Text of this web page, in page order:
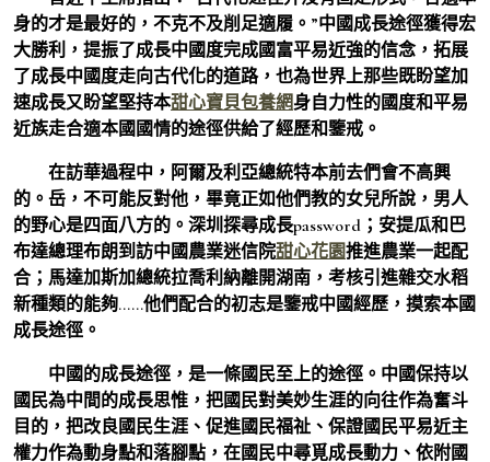
身的才是最好的，不克不及削足適履。”中國成長途徑獲得宏
大勝利，提振了成長中國度完成國富平易近強的信念，拓展
了成長中國度走向古代化的道路，也為世界上那些既盼望加
速成長又盼望堅持本甜心寶貝包養網身自力性的國度和平易
近族走合適本國國情的途徑供給了經歷和鑒戒。
在訪華過程中，阿爾及利亞總統特本前去們會不高興
的。岳，不可能反對他，畢竟正如他們教的女兒所說，男人
的野心是四面八方的。深圳探尋成長password；安提瓜和巴
布達總理布朗到訪中國農業迷信院甜心花園推進農業一起配
合；馬達加斯加總統拉喬利納離開湖南，考核引進雜交水稻
新種類的能夠……他們配合的初志是鑒戒中國經歷，摸索本國
成長途徑。
中國的成長途徑，是一條國民至上的途徑。中國保持以
國民為中間的成長思惟，把國民對美妙生涯的向往作為奮斗
目的，把改良國民生涯、促進國民福祉、保證國民平易近主
權力作為動身點和落腳點，在國民中尋覓成長動力、依附國